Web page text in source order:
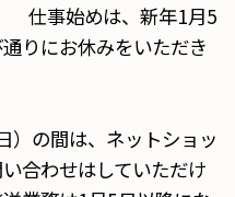
仕事始めは、新年1月5
りにお休みをいただき
）の間は、ネットショッ
合わせはしていただけ